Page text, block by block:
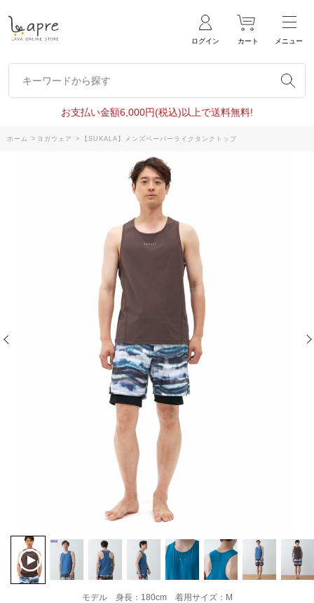
ログイン カート メニュー
キーワードから探す
キーワードから探す
お支払い金額6,000円(税込)以上で送料無料!
ホーム > ヨガウェア > 【SUKALA】メンズペーパーライクタンクトップ
モデル 身長：180cm 着用サイズ：M